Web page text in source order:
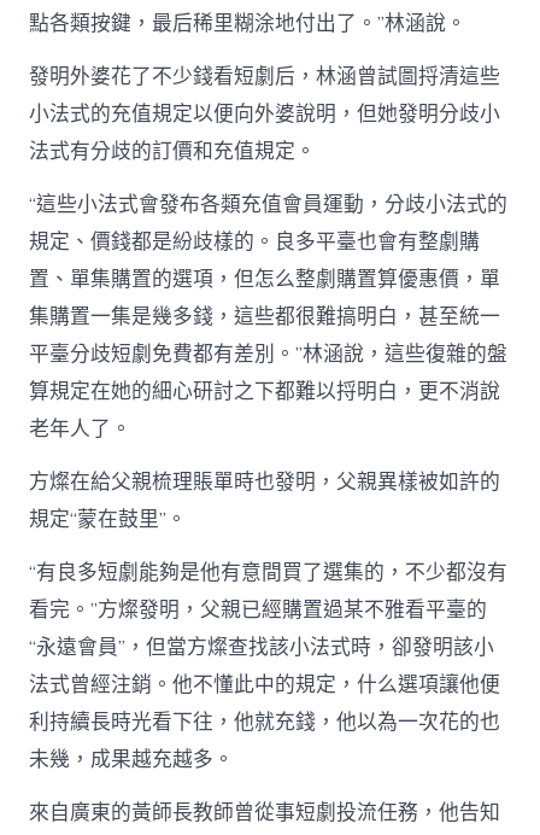
點各類按鍵，最后稀里糊涂地付出了。”林涵說。
發明外婆花了不少錢看短劇后，林涵曾試圖捋清這些
小法式的充值規定以便向外婆說明，但她發明分歧小
法式有分歧的訂價和充值規定。
“這些小法式會發布各類充值會員運動，分歧小法式的
規定、價錢都是紛歧樣的。良多平臺也會有整劇購
置、單集購置的選項，但怎么整劇購置算優惠價，單
集購置一集是幾多錢，這些都很難搞明白，甚至統一
平臺分歧短劇免費都有差別。”林涵說，這些復雜的盤
算規定在她的細心研討之下都難以捋明白，更不消說
老年人了。
方燦在給父親梳理賬單時也發明，父親異樣被如許的
規定“蒙在鼓里”。
“有良多短劇能夠是他有意間買了選集的，不少都沒有
看完。”方燦發明，父親已經購置過某不雅看平臺的
“永遠會員”，但當方燦查找該小法式時，卻發明該小
法式曾經注銷。他不懂此中的規定，什么選項讓他便
利持續長時光看下往，他就充錢，他以為一次花的也
未幾，成果越充越多。
來自廣東的黃師長教師曾從事短劇投流任務，他告知